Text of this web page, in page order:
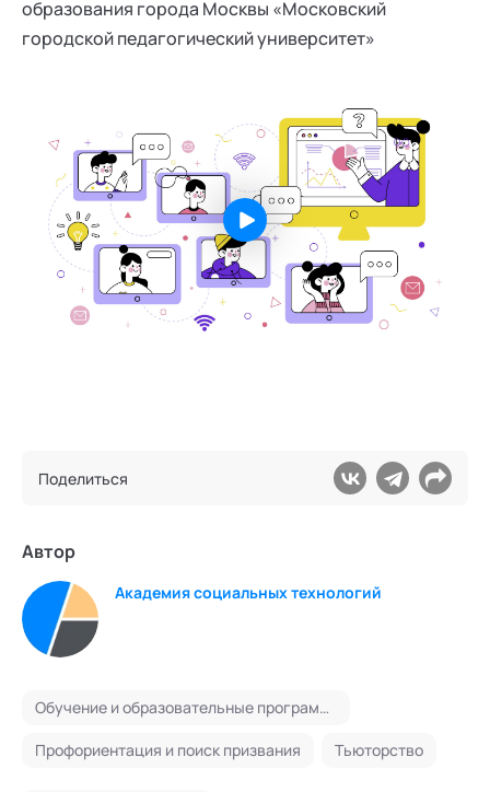
образования города Москвы «Московский
городской педагогический университет»
Поделиться
Автор
Академия социальных технологий
Обучение и образовательные программы
Профориентация и поиск призвания Тьюторство